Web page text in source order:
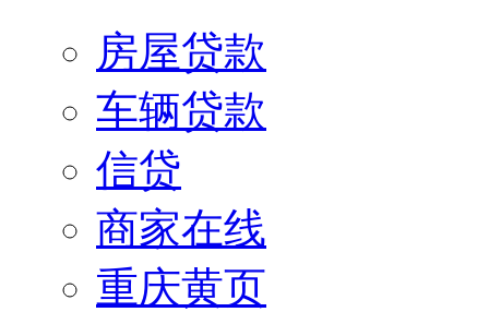
房屋贷款
车辆贷款
信贷
商家在线
重庆黄页